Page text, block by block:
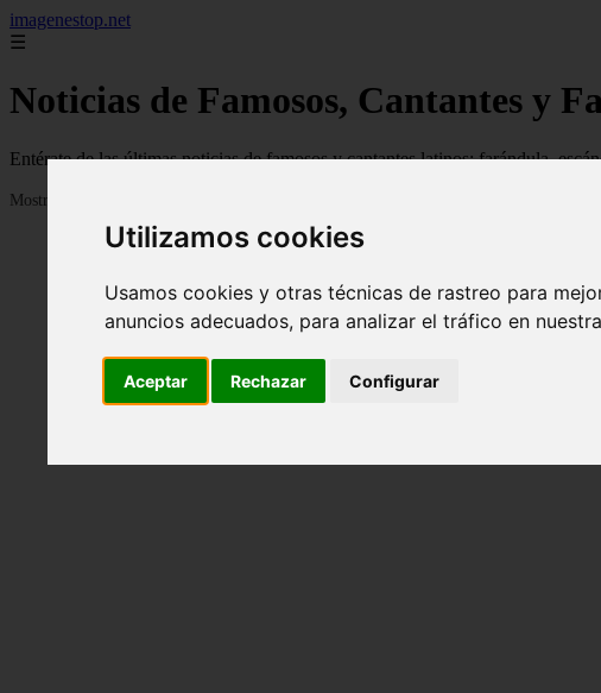
Utilizamos cookies
Usamos cookies y otras técnicas de rastreo para
anuncios adecuados, para analizar el tráfico en
Aceptar Rechazar Configurar
imagenestop.net
☰
Noticias de Famosos, Cantantes y
Entérate de las últimas noticias de famosos y cantantes latinos: farándula,
Mostrando 1 - 24 de 1586 artículos